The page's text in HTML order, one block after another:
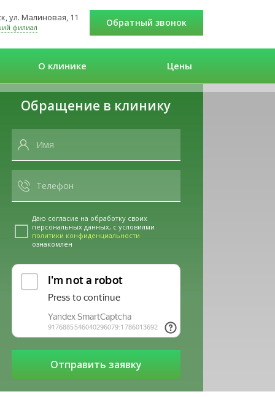
ул. Малиновая, 11
филиал Обратный звонок
О клинике Цены
Обращение в клинику
Даю согласие на обработку своих
персональных данных, с условиями
политики конфиденциальности
ознакомлен